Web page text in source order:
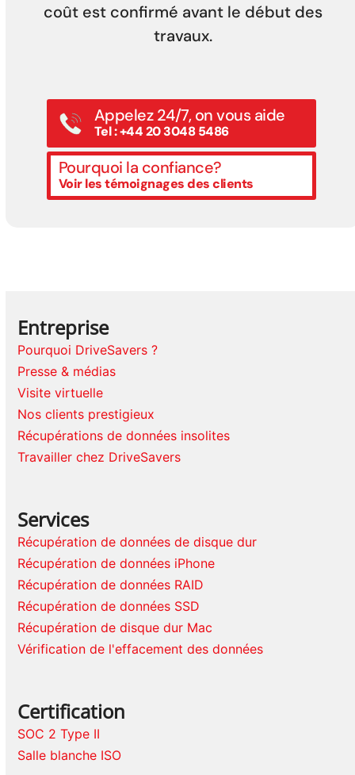
coût est confirmé avant le début des
travaux.
Appelez 24/7, on vous aide
Tel : +44 20 3048 5486
Pourquoi la confiance?
Voir les témoignages des clients
Entreprise
Pourquoi DriveSavers ?
Presse & médias
Visite virtuelle
Nos clients prestigieux
Récupérations de données insolites
Travailler chez DriveSavers
Services
Récupération de données de disque dur
Récupération de données iPhone
Récupération de données RAID
Récupération de données SSD
Récupération de disque dur Mac
Vérification de l'effacement des données
Certification
SOC 2 Type II
Salle blanche ISO